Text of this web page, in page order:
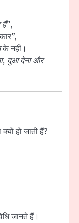
हैं”,
के नहीं।
दुआ देना और
हो जाती हैं?
जानते हैं।